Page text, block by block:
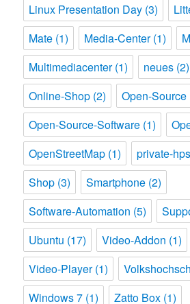
Linux Presentation Day (3)
Mate (1) Media-Center(1)
Multimediacenter(1) neues (2)
Online-Shop (2) Open-Source
Open-Source-Software (1)
OpenStreetMap (1) private-
Shop (3) Smartphone (2)
Software-Automation (5)
Ubuntu (17) Video-Addon (1)
Video-Player(1)
Windows 7 (1) Zatto Box (1)